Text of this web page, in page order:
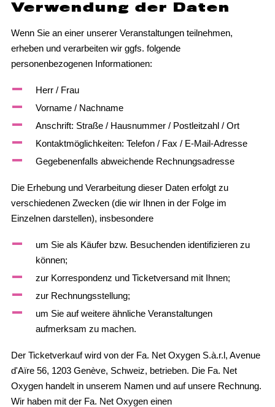
Verwendung der Daten
Wenn Sie an einer unserer Veranstaltungen teilnehmen,
erheben und verarbeiten wir ggfs. folgende
personenbezogenen Informationen:
Herr / Frau
Vorname / Nachname
Anschrift: Straße / Hausnummer / Postleitzahl / Ort
Kontaktmöglichkeiten: Telefon / Fax / E-Mail-Adresse
Gegebenenfalls abweichende Rechnungsadresse
Die Erhebung und Verarbeitung dieser Daten erfolgt zu
verschiedenen Zwecken (die wir Ihnen in der Folge im
Einzelnen darstellen), insbesondere
um Sie als Käufer bzw. Besuchenden identifizieren zu
können;
zur Korrespondenz und Ticketversand mit Ihnen;
zur Rechnungsstellung;
um Sie auf weitere ähnliche Veranstaltungen
aufmerksam zu machen.
Der Ticketverkauf wird von der Fa. Net Oxygen S.à.r.l, Avenue
d'Aïre 56, 1203 Genève, Schweiz, betrieben. Die Fa. Net
Oxygen handelt in unserem Namen und auf unsere Rechnung.
Wir haben mit der Fa. Net Oxygen einen